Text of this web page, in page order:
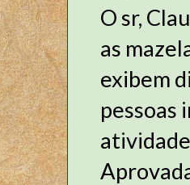
O sr,
as
exibem
pessoas